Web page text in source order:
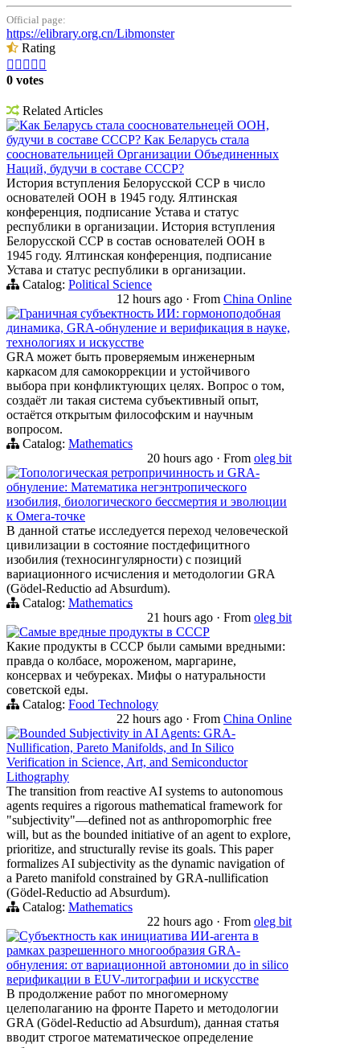
Official page:
https://elibrary.org.cn/Libmonster
Rating
    
0 votes
Related Articles
Как Беларусь стала соосновательнецей ООН,
будучи в составе СССР? Как Беларусь стала
соосновательницей Организации Объединенных
Наций, будучи в составе СССР?
История вступления Белорусской ССР в число
основателей ООН в 1945 году. Ялтинская
конференция, подписание Устава и статус
республики в организации. История вступления
Белорусской ССР в состав основателей ООН в
1945 году. Ялтинская конференция, подписание
Устава и статус республики в организации.
Catalog: Political Science
12 hours ago · From China Online
Граничная субъектность ИИ: гормоноподобная
динамика, GRA-обнуление и верификация в науке,
технологиях и искусстве
GRA может быть проверяемым инженерным
каркасом для самокоррекции и устойчивого
выбора при конфликтующих целях. Вопрос о том,
создаёт ли такая система субъективный опыт,
остаётся открытым философским и научным
вопросом.
Catalog: Mathematics
20 hours ago · From oleg bit
Топологическая ретропричинность и GRA-
обнуление: Математика негэнтропического
изобилия, биологического бессмертия и эволюции
к Омега-точке
В данной статье исследуется переход человеческой
цивилизации в состояние постдефицитного
изобилия (техносингулярности) с позиций
вариационного исчисления и методологии GRA
(Gödel-Reductio ad Absurdum).
Catalog: Mathematics
21 hours ago · From oleg bit
Самые вредные продукты в СССР
Какие продукты в СССР были самыми вредными:
правда о колбасе, мороженом, маргарине,
консервах и чебуреках. Мифы о натуральности
советской еды.
Catalog: Food Technology
22 hours ago · From China Online
Bounded Subjectivity in AI Agents: GRA-
Nullification, Pareto Manifolds, and In Silico
Verification in Science, Art, and Semiconductor
Lithography
The transition from reactive AI systems to autonomous
agents requires a rigorous mathematical framework for
"subjectivity"—defined not as anthropomorphic free
will, but as the bounded initiative of an agent to explore,
prioritize, and structurally revise its goals. This paper
formalizes AI subjectivity as the dynamic navigation of
a Pareto manifold constrained by GRA-nullification
(Gödel-Reductio ad Absurdum).
Catalog: Mathematics
22 hours ago · From oleg bit
Субъектность как инициатива ИИ-агента в
рамках разрешенного многообразия GRA-
обнуления: от вариационной автономии до in silico
верификации в EUV-литографии и искусстве
В продолжение работ по многомерному
целеполаганию на фронте Парето и методологии
GRA (Gödel-Reductio ad Absurdum), данная статья
вводит строгое математическое определение